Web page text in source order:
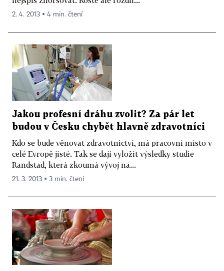
2. 4. 2013 ▪ 4 min. čtení
Jakou profesní dráhu zvolit? Za pár let
budou v Česku chybět hlavně zdravotníci
Kdo se bude věnovat zdravotnictví, má pracovní místo v
celé Evropě jisté. Tak se dají vyložit výsledky studie
Randstad, která zkoumá vývoj na...
21. 3. 2013 ▪ 3 min. čtení